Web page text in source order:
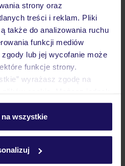
strony oraz
treści i reklam. Pliki
także do analizowania ruchu
funkcji mediów
lub jej wycofanie może
funkcje strony.
wyrażasz zgodę na
wchodząc w zakładkę
plikach cookie znajdziesz
na wszystkie
zgłaszającą?
TUI?
karty
więcej
w pobliżu